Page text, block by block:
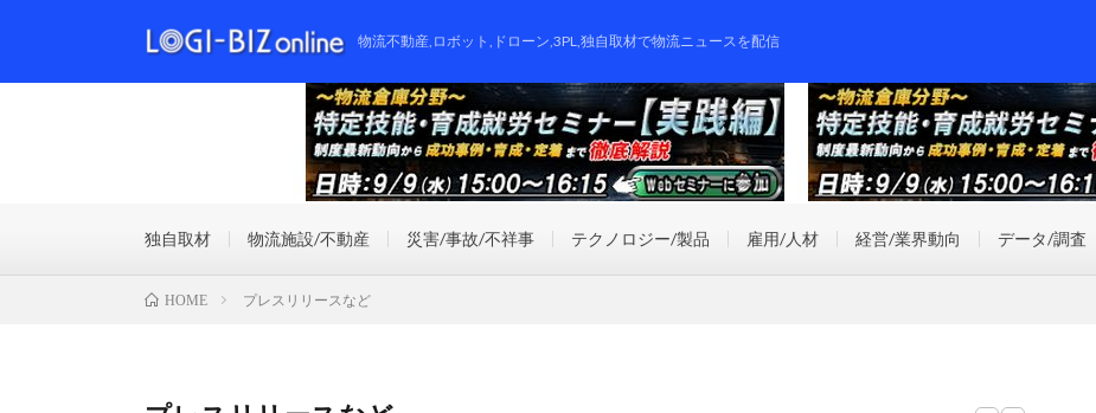
物流不動産,ロボット,ドローン,3PL,独自取材で物流ニュースを配信
独自取材 物流施設/不動産 災害/事故/不祥事 テクノロジー/製品 雇用/人材 経営/業界動向 データ/調査
HOME プレスリリースなど